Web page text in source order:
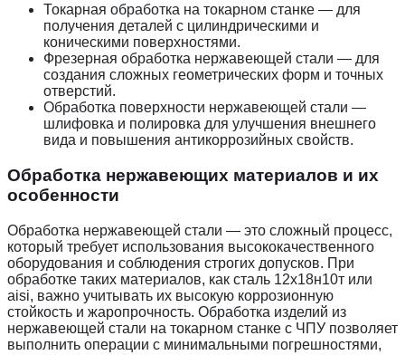
Токарная обработка на токарном станке — для
получения деталей с цилиндрическими и
коническими поверхностями.
Фрезерная обработка нержавеющей стали — для
создания сложных геометрических форм и точных
отверстий.
Обработка поверхности нержавеющей стали —
шлифовка и полировка для улучшения внешнего
вида и повышения антикоррозийных свойств.
Обработка нержавеющих материалов и их
особенности
Обработка нержавеющей стали — это сложный процесс,
который требует использования высококачественного
оборудования и соблюдения строгих допусков. При
обработке таких материалов, как сталь 12х18н10т или
aisi, важно учитывать их высокую коррозионную
стойкость и жаропрочность. Обработка изделий из
нержавеющей стали на токарном станке с ЧПУ позволяет
выполнить операции с минимальными погрешностями,